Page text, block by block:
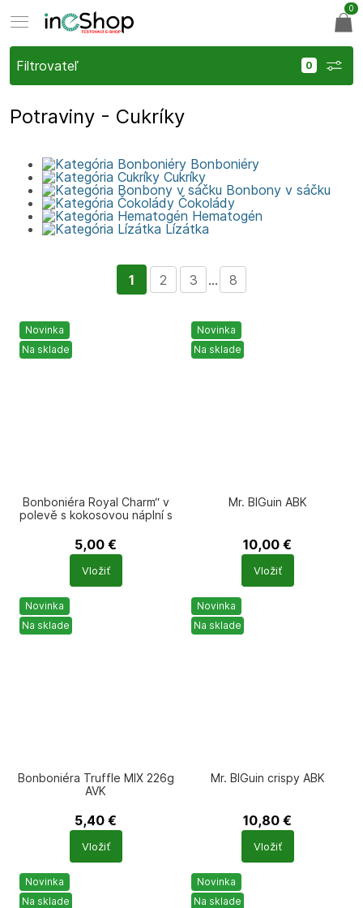
Filtrovateľ
Potraviny - Cukríky
Bonboniéry
Cukríky
Bonbony v sáčku
Čokolády
Hematogén
Lízátka
1 2 3 ... 8
Novinka
Na sklade
Bonboniéra Royal Charm“ v
polevě s kokosovou náplní s
5,00 €
Počet
produktů
Vložiť
Novinka
Na sklade
Mr. BIGuin ABK
10,00 €
Počet
produktů
Vložiť
Novinka
Na sklade
Bonboniéra Truffle MIX 226g
AVK
5,40 €
Počet
produktů
Vložiť
Novinka
Na sklade
Mr. BIGuin crispy ABK
10,80 €
Počet
produktů
Vložiť
Novinka
Na sklade
Novinka
Na sklade
0